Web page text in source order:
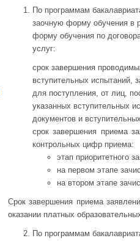
По программам
заочную форму обучения в
форму обучения по
услуг:
срок завершения
вступительных испытаний,
для поступления, от лиц,
указанных вступительных
документов и
срок завершения приема
контрольных цифр приема:
этап приоритетного
на первом этапе
на втором этапе
Срок завершения приема
оказании платных
По программам